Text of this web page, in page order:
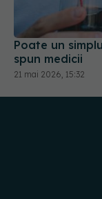
Poate un
spun medicii
21 mai 2026, 15:32